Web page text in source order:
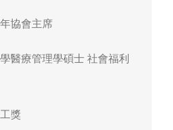
協會主席
醫療管理學碩士 社會福利
獎